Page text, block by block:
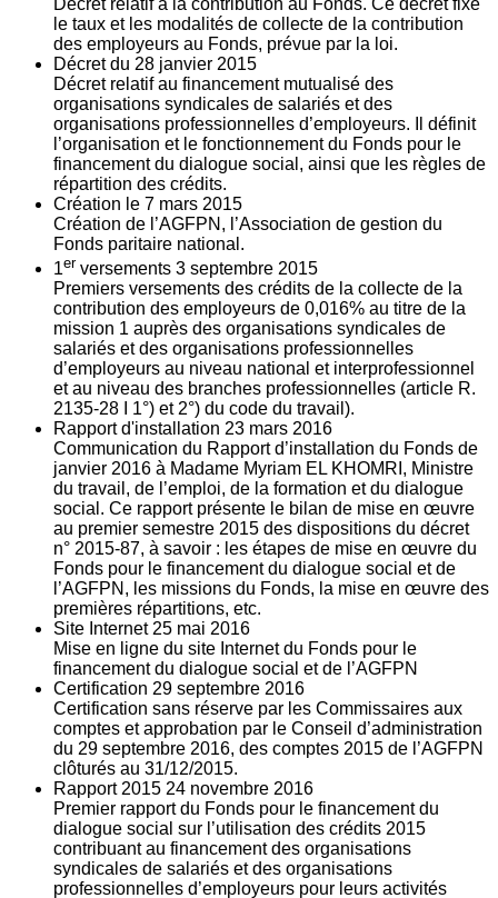
Décret relatif à la contribution au Fonds. Ce décret fixe
le taux et les modalités de collecte de la contribution
des employeurs au Fonds, prévue par la loi.
Décret du 28 janvier 2015
Décret relatif au financement mutualisé des
organisations syndicales de salariés et des
organisations professionnelles d’employeurs. Il définit
l’organisation et le fonctionnement du Fonds pour le
financement du dialogue social, ainsi que les règles de
répartition des crédits.
Création le 7 mars 2015
Création de l’AGFPN, l’Association de gestion du
Fonds paritaire national.
1er versements 3 septembre 2015
Premiers versements des crédits de la collecte de la
contribution des employeurs de 0,016% au titre de la
mission 1 auprès des organisations syndicales de
salariés et des organisations professionnelles
d’employeurs au niveau national et interprofessionnel
et au niveau des branches professionnelles (article R.
2135‐28 I 1°) et 2°) du code du travail).
Rapport d'installation 23 mars 2016
Communication du Rapport d’installation du Fonds de
janvier 2016 à Madame Myriam EL KHOMRI, Ministre
du travail, de l’emploi, de la formation et du dialogue
social. Ce rapport présente le bilan de mise en œuvre
au premier semestre 2015 des dispositions du décret
n° 2015-87, à savoir : les étapes de mise en œuvre du
Fonds pour le financement du dialogue social et de
l’AGFPN, les missions du Fonds, la mise en œuvre des
premières répartitions, etc.
Site Internet 25 mai 2016
Mise en ligne du site Internet du Fonds pour le
financement du dialogue social et de l’AGFPN
Certification 29 septembre 2016
Certification sans réserve par les Commissaires aux
comptes et approbation par le Conseil d’administration
du 29 septembre 2016, des comptes 2015 de l’AGFPN
clôturés au 31/12/2015.
Rapport 2015 24 novembre 2016
Premier rapport du Fonds pour le financement du
dialogue social sur l’utilisation des crédits 2015
contribuant au financement des organisations
syndicales de salariés et des organisations
professionnelles d’employeurs pour leurs activités